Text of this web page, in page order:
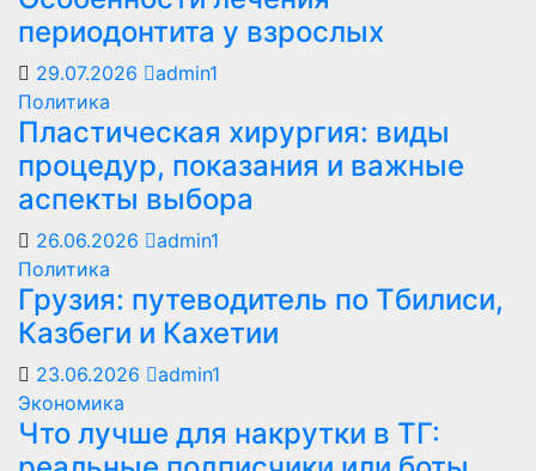
периодонтита у взрослых
29.07.2026
admin1
Политика
Пластическая хирургия: виды
процедур, показания и важные
аспекты выбора
26.06.2026
admin1
Политика
Грузия: путеводитель по Тбилиси,
Казбеги и Кахетии
23.06.2026
admin1
Экономика
Что лучше для накрутки в ТГ: